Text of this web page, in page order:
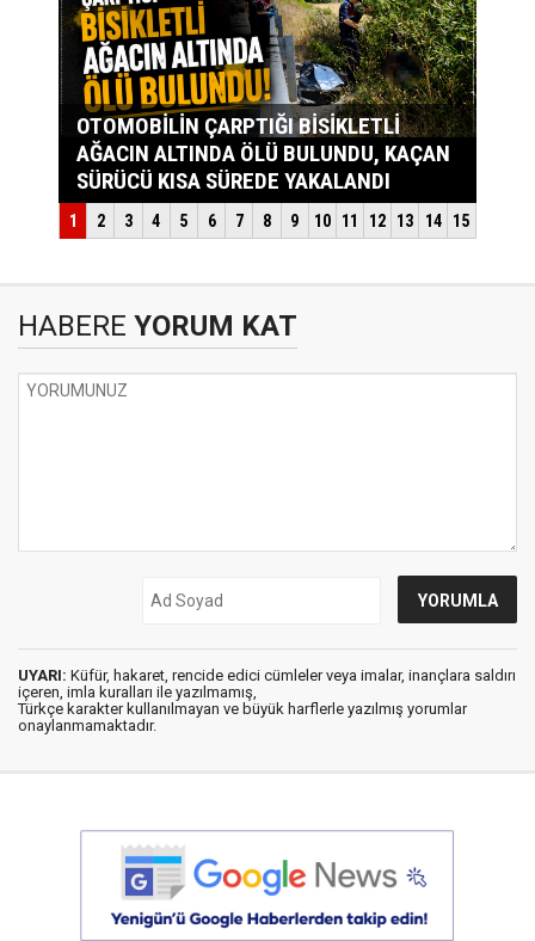
HABERE YORUM KAT
UYARI: Küfür, hakaret, rencide edici cümleler veya imalar, inançlara saldırı
içeren, imla kuralları ile yazılmamış,
Türkçe karakter kullanılmayan ve büyük harflerle yazılmış yorumlar
onaylanmamaktadır.